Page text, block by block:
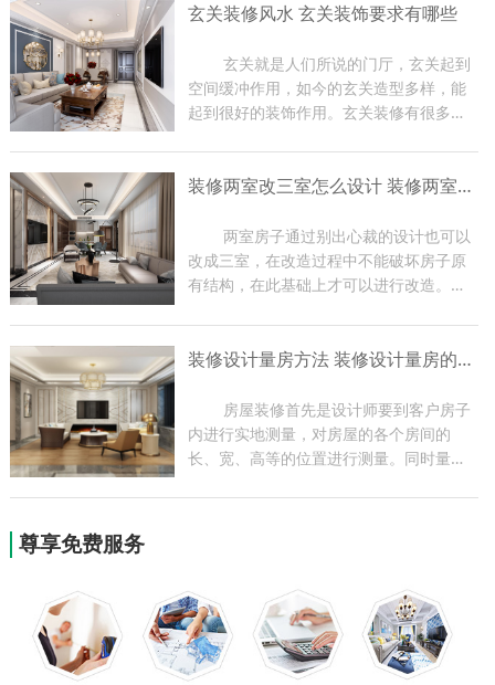
装修时有很多禁忌。那么下面东游装饰的
玄关装修风水 玄关装饰要求有哪些
	玄关就是人们所说的门厅，玄关起到
空间缓冲作用，如今的玄关造型多样，能
起到很好的装饰作用。玄关装修有很多风
康，严重时会影响到主人的事业。下面小装修两室改三室怎么设计 装修两室注意事项
	两室房子通过别出心裁的设计也可以
改成三室，在改造过程中不能破坏房子原
有结构，在此基础上才可以进行改造。两
要比改造之前有进步。下面小编带大家了装修设计量房方法 装修设计量房的作用
	房屋装修首先是设计师要到客户房子
内进行实地测量，对房屋的各个房间的
长、宽、高等的位置进行测量。同时量房
尊享免费服务